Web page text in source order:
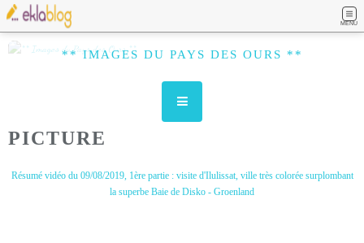
MENU
** IMAGES DU PAYS DES OURS **
PICTURE
Résumé vidéo du 09/08/2019, 1ère partie : visite d'Ilulissat, ville très colorée surplombant
la superbe Baie de Disko - Groenland